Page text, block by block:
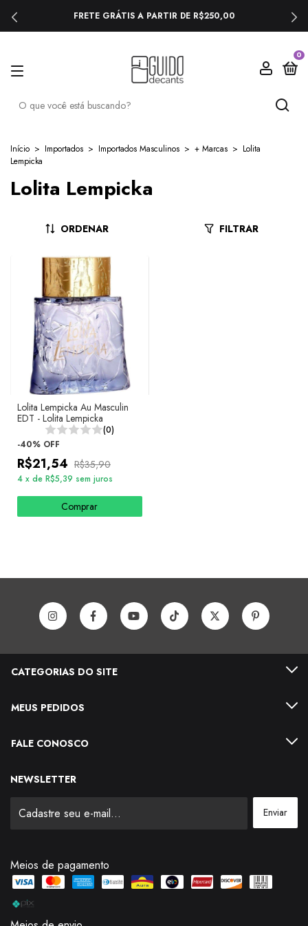
FRETE GRÁTIS A PARTIR DE R$250,00
0
Início > Importados > Importados Masculinos > + Marcas > Lolita
Lempicka
Lolita Lempicka
ORDENAR FILTRAR
Lolita Lempicka Au Masculin
EDT - Lolita Lempicka
(0)
-40% OFF
R$21,54 R$35,90
4 x de R$5,39 sem juros
Comprar
CATEGORIAS DO SITE
MEUS PEDIDOS
FALE CONOSCO
NEWSLETTER
Meios de pagamento